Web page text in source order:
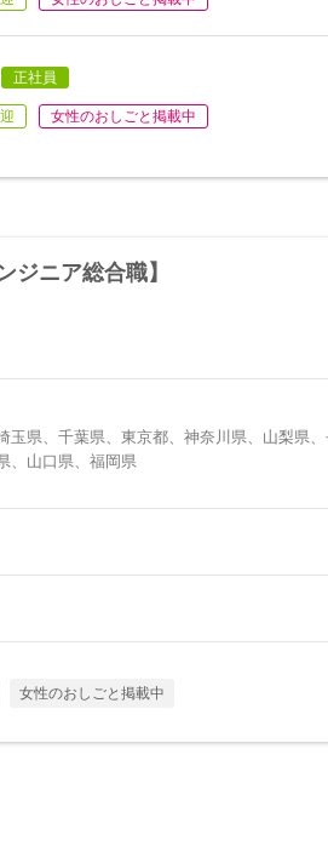
正社員
女性のおしごと掲載中
ニア総合職】
県、千葉県、東京都、神奈川県、山梨県
、山口県、福岡県
女性のおしごと掲載中